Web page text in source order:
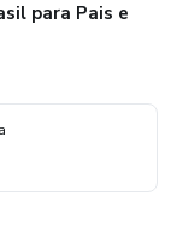
para Pais e